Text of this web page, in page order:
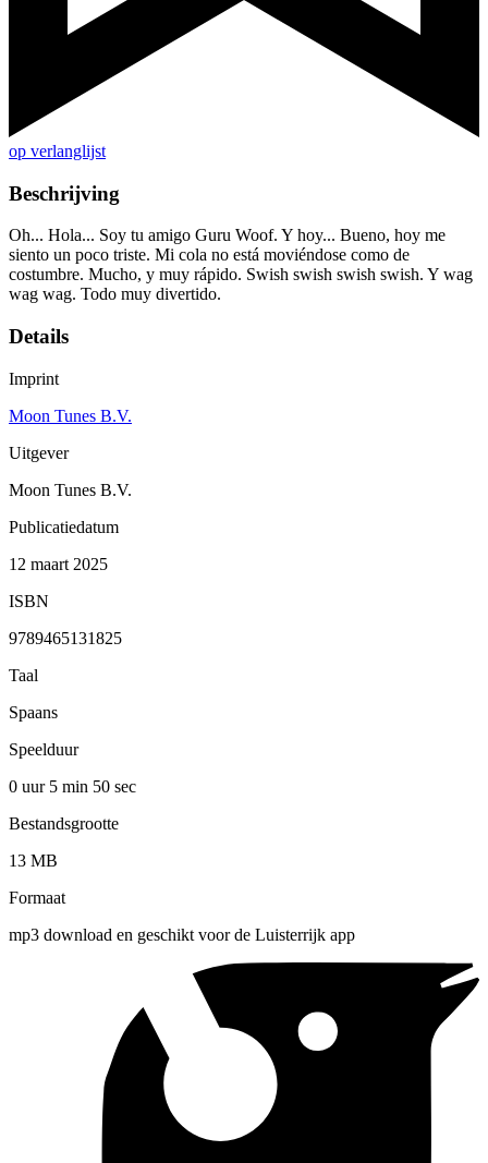
op verlanglijst
Beschrijving
Oh... Hola... Soy tu amigo Guru Woof. Y hoy... Bueno, hoy me
siento un poco triste. Mi cola no está moviéndose como de
costumbre. Mucho, y muy rápido. Swish swish swish swish. Y wag
wag wag. Todo muy divertido.
Details
Imprint
Moon Tunes B.V.
Uitgever
Moon Tunes B.V.
Publicatiedatum
12 maart 2025
ISBN
9789465131825
Taal
Spaans
Speelduur
0 uur 5 min 50 sec
Bestandsgrootte
13 MB
Formaat
mp3 download en geschikt voor de Luisterrijk app